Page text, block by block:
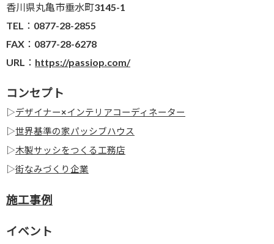
香川県丸亀市垂水町3145-1
TEL：0877-28-2855
FAX：0877-28-6278
URL： https://passiop.com/
コンセプト
▷デザイナー×インテリアコーディネーター
▷世界基準の家パッシブハウス
▷木製サッシをつくる工務店
▷街なみづくり企業
施工事例
イベント